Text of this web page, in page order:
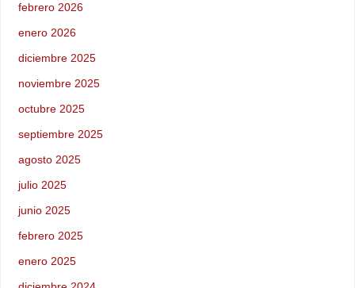
febrero 2026
enero 2026
diciembre 2025
noviembre 2025
octubre 2025
septiembre 2025
agosto 2025
julio 2025
junio 2025
febrero 2025
enero 2025